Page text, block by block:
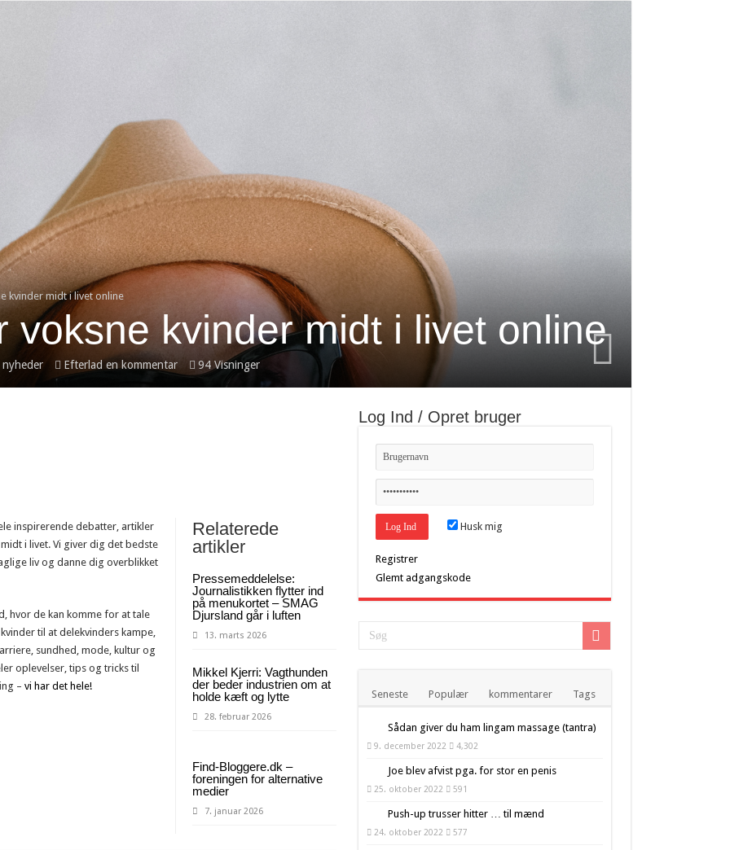
for alternative medier
logodesigner til din virksomhed
ud – Guide til virksomheder
som lille og mellemstore virksomhed
kvinder midt i livet online
voksne kvinder midt i livet online
Efterlad en kommentar 94 Visninger
Relaterede
artikler
Pressemeddelelse:
Journalistikken flytter ind
på menukortet – SMAG
Djursland går i luften
13. marts 2026
Mikkel Kjerri: Vagthunden
der beder industrien om at
holde kæft og lytte
28. februar 2026
Find-Bloggere.dk –
foreningen for alternative
medier
7. januar 2026
inspirerende debatter, artikler
i livet. Vi giver dig det bedste
liv og danne dig overblikket
hvor de kan komme for at tale
til at delekvinders kampe,
sundhed, mode, kultur og
oplevelser, tips og tricks til
– vi har det hele!
Log Ind / Opret bruger
Husk mig
Registrer
Glemt adgangskode
Seneste Populær kommentarer Tags
Sådan giver du ham lingam massage (tantra)
9. december 2022 4,302
Joe blev afvist pga. for stor en penis
25. oktober 2022 591
Push-up trusser hitter … til mænd
24. oktober 2022 577